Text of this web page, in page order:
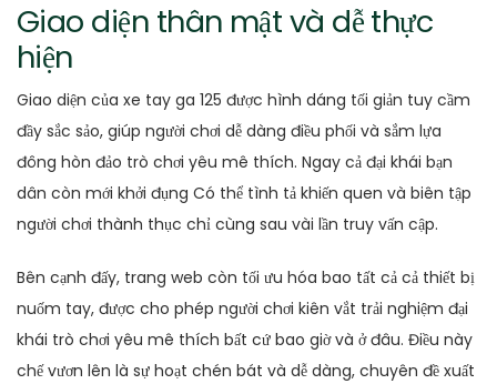
Giao diện thân mật và dễ thực
hiện
Giao diện của xe tay ga 125 được hình dáng tối giản tuy cầm
đầy sắc sảo, giúp người chơi dễ dàng điều phối và sắm lựa
đông hòn đảo trò chơi yêu mê thích. Ngay cả đại khái bạn
dân còn mới khởi đụng Có thể tình tả khiến quen và biên tập
người chơi thành thục chỉ cùng sau vài lần truy vấn cập.
Bên cạnh đấy, trang web còn tối ưu hóa bao tất cả cả thiết bị
nuốm tay, được cho phép người chơi kiên vắt trải nghiệm đại
khái trò chơi yêu mê thích bất cứ bao giờ và ở đâu. Điều này
chế vươn lên là sự hoạt chén bát và dễ dàng, chuyên đề xuất